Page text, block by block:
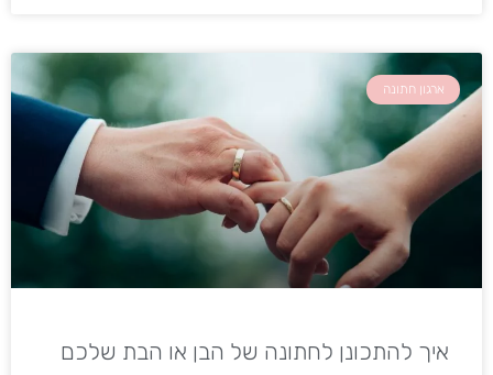
ארגון חתונה
איך להתכונן לחתונה של הבן או הבת שלכם